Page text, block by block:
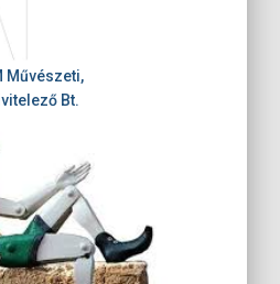
Művészeti,
Bt.